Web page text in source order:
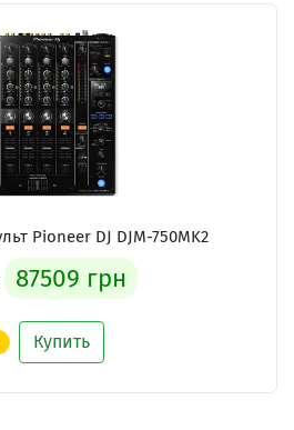
Pioneer DJ DJM-750MK2
87509 грн
Купить